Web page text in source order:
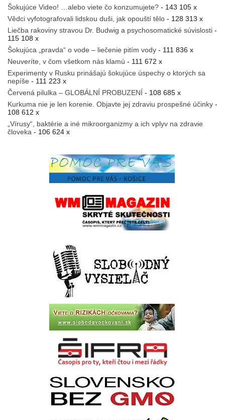
Šokujúce Video! …alebo viete čo konzumujete? - 143 105 x
Vědci vyfotografovali lidskou duši, jak opouští tělo - 128 313 x
Liečba rakoviny stravou Dr. Budwig a psychosomatické súvislosti -
115 108 x
Šokujúca „pravda“ o vode – liečenie pitím vody - 111 836 x
Neuveríte, v čom všetkom nás klamú - 111 672 x
Experimenty v Rusku prinášajú šokujúce úspechy o ktorých sa
nepíše - 111 223 x
Červená pilulka – GLOBÁLNÍ PROBUZENÍ - 108 685 x
Kurkuma nie je len korenie. Objavte jej zdraviu prospešné účinky -
108 612 x
„Vírusy“, baktérie a iné mikroorganizmy a ich vplyv na zdravie
človeka - 106 624 x